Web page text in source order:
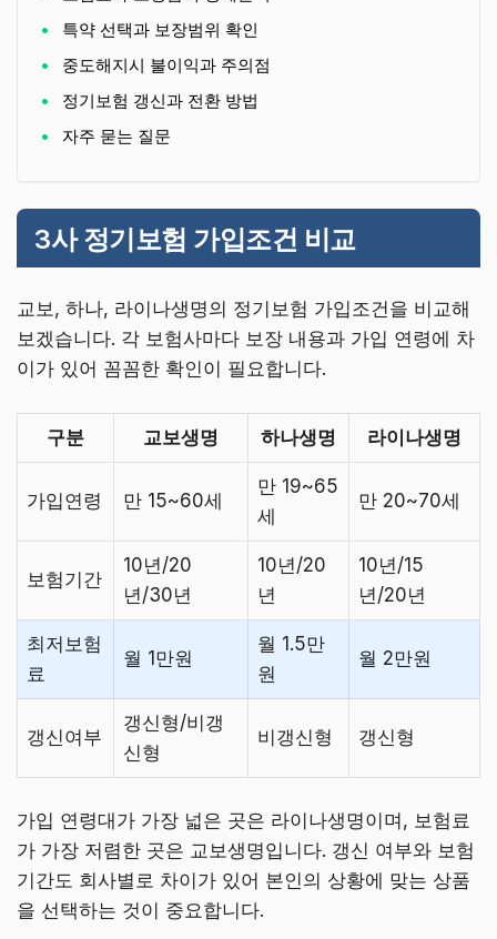
특약 선택과 보장범위 확인
중도해지시 불이익과 주의점
정기보험 갱신과 전환 방법
자주 묻는 질문
3사 정기보험 가입조건 비교
교보, 하나, 라이나생명의 정기보험 가입조건을 비교해
보겠습니다. 각 보험사마다 보장 내용과 가입 연령에 차
이가 있어 꼼꼼한 확인이 필요합니다.
구분 교보생명 하나생명 라이나생명
가입연령 만 15~60세
만 19~65
세
만 20~70세
보험기간
10년/20
년/30년
10년/20
년
10년/15
년/20년
최저보험
료
월 1만원
월 1.5만
원
월 2만원
갱신여부
갱신형/비갱
신형
비갱신형 갱신형
가입 연령대가 가장 넓은 곳은 라이나생명이며, 보험료
가 가장 저렴한 곳은 교보생명입니다. 갱신 여부와 보험
기간도 회사별로 차이가 있어 본인의 상황에 맞는 상품
을 선택하는 것이 중요합니다.